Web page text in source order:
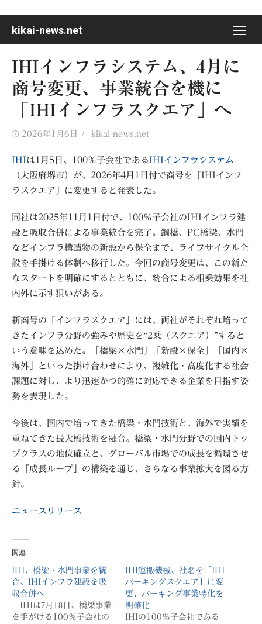
content
kikai-news.net
IHIインフラシステム、4月に
商号変更、事業統合を機に
「IHIインフラスクエア」へ
Posted
2026年1月6日 Author
kikai-news.net
IHI は1月5日、100％子会社である IHIインフラシステム
（大阪府堺市）が、2026年4月1日付で商号を「IHIインフ
ラスクエア」に変更すると発表した。
同社は2025年11月1日付で、100％子会社のIHIインフラ建
設と吸収合併による事業統合を完了。鋼橋、PC橋梁、水門
などインフラ構造物の新設から保全まで、ライフサイクル全
般を手掛ける体制へ移行した。今回の商号変更は、この新た
なスタートを明確にするとともに、統合による相乗効果を社
内外に示す狙いがある。
新商号の「インフラスクエア」には、両社がそれぞれ培って
きたインフラ分野の強みや歴史を“2乗（スクエア）”すると
いう意味を込めた。「橋梁×水門」「新設×保全」「国内×
海外」といった掛け合わせにより、複雑化・高度化する社会
課題に対し、より迅速かつ的確に対応できる企業を目指す姿
勢を表現した。
今後は、国内で培ってきた橋梁・水門技術と、海外で実績を
重ねてきた長大橋技術を融合。橋梁・水門分野での国内トッ
プクラスの地位確立と、グローバル市場での成長を循環させ
る「成長ループ」の構築を通じ、さらなる事業拡大を図る方
針。
ニュースリリース
関連
IHI、橋梁・水門事業を統
合、IHIインフラ建設を吸
収合併へ
IHIは7月18日、橋梁事業
を手がける100％子会社の
IHI運搬機械、社名を「IHI
パーキングスクエア」に変
更、パーキング事業特化を
明確化
IHIの100％子会社である